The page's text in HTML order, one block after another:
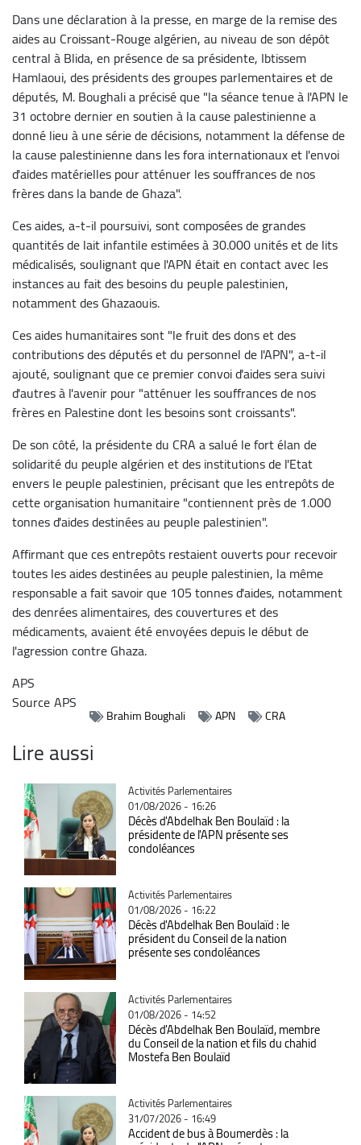
Dans une déclaration à la presse, en marge de la remise des
aides au Croissant-Rouge algérien, au niveau de son dépôt
central à Blida, en présence de sa présidente, Ibtissem
Hamlaoui, des présidents des groupes parlementaires et de
députés, M. Boughali a précisé que "la séance tenue à l'APN le
31 octobre dernier en soutien à la cause palestinienne a
donné lieu à une série de décisions, notamment la défense de
la cause palestinienne dans les fora internationaux et l'envoi
d'aides matérielles pour atténuer les souffrances de nos
frères dans la bande de Ghaza".
Ces aides, a-t-il poursuivi, sont composées de grandes
quantités de lait infantile estimées à 30.000 unités et de lits
médicalisés, soulignant que l'APN était en contact avec les
instances au fait des besoins du peuple palestinien,
notamment des Ghazaouis.
Ces aides humanitaires sont "le fruit des dons et des
contributions des députés et du personnel de l'APN", a-t-il
ajouté, soulignant que ce premier convoi d'aides sera suivi
d'autres à l'avenir pour "atténuer les souffrances de nos
frères en Palestine dont les besoins sont croissants".
De son côté, la présidente du CRA a salué le fort élan de
solidarité du peuple algérien et des institutions de l'Etat
envers le peuple palestinien, précisant que les entrepôts de
cette organisation humanitaire "contiennent près de 1.000
tonnes d'aides destinées au peuple palestinien".
Affirmant que ces entrepôts restaient ouverts pour recevoir
toutes les aides destinées au peuple palestinien, la même
responsable a fait savoir que 105 tonnes d'aides, notamment
des denrées alimentaires, des couvertures et des
médicaments, avaient été envoyées depuis le début de
l'agression contre Ghaza.
APS
SourceAPS
Brahim Boughali APN CRA
Lire aussi
Catégorie
Activités Parlementaires
01/08/2026 - 16:26
Décès d'Abdelhak Ben Boulaïd : la
présidente de l'APN présente ses
condoléances
Catégorie
Activités Parlementaires
01/08/2026 - 16:22
Décès d'Abdelhak Ben Boulaïd : le
président du Conseil de la nation
présente ses condoléances
Catégorie
Activités Parlementaires
01/08/2026 - 14:52
Décès d'Abdelhak Ben Boulaïd, membre
du Conseil de la nation et fils du chahid
Mostefa Ben Boulaïd
Catégorie
Activités Parlementaires
31/07/2026 - 16:49
Accident de bus à Boumerdès : la